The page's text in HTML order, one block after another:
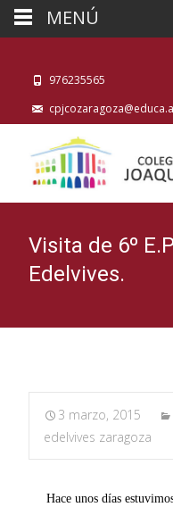
976235565
Visita de 6º
Edelvives.
3 marzo, 2015
edelvives zaragoza
Hace unos días
MENÚ